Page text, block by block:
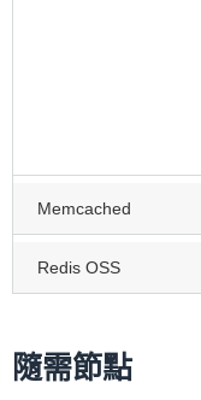
Memcached
Redis OSS
隨需節點